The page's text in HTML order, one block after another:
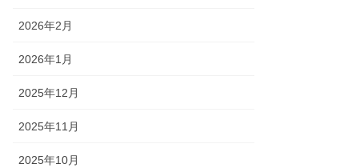
2026年2月
2026年1月
2025年12月
2025年11月
2025年10月